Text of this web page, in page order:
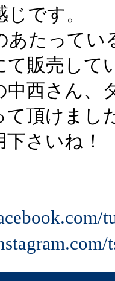
です。
あたってい
て販売して
中西さん、
て頂けまし
さいね！